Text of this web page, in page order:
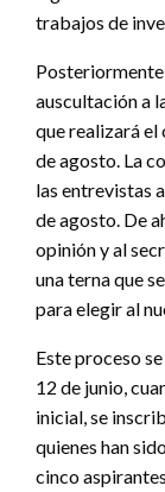
trabajos de
auscultación a
que realizará el
de agosto. La
las entrevistas
de agosto. De
opinión y al
una terna que
para elegir al
Este proceso
12 de junio,
inicial, se
quienes han
cinco